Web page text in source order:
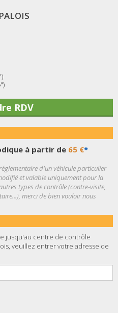
RDV
à partir de 65 €*
d'un véhicule particulier
et valable uniquement pour la
types de contrôle (contre-visite,
merci de bien vouloir nous
jusqu'au centre de contrôle
veuillez entrer votre adresse de